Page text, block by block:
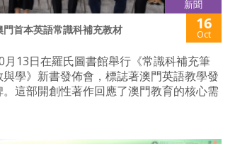
新聞
首本英語常識科補充教材 16
Oct
月13日在羅氏圖書館舉行《常識科補充筆
學》新書發佈會，標誌著澳門英語教學發
。這部開創性著作回應了澳門教育的核心需